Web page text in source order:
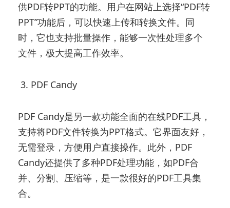
供PDF转PPT的功能。用户在网站上选择“PDF转
PPT”功能后，可以快速上传和转换文件。同
时，它也支持批量操作，能够一次性处理多个
文件，极大提高工作效率。
3. PDF Candy
PDF Candy是另一款功能全面的在线PDF工具，
支持将PDF文件转换为PPT格式。它界面友好，
无需登录，方便用户直接操作。此外，PDF
Candy还提供了多种PDF处理功能，如PDF合
并、分割、压缩等，是一款很好的PDF工具集
合。